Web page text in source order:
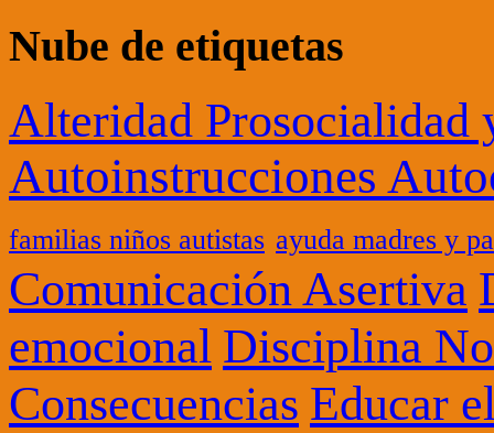
Nube de etiquetas
Alteridad Prosocialidad
Autoinstrucciones
familias niños autistas ayuda madres y
Comunicación Asertiva
emocional Disciplina
Consecuencias Educar